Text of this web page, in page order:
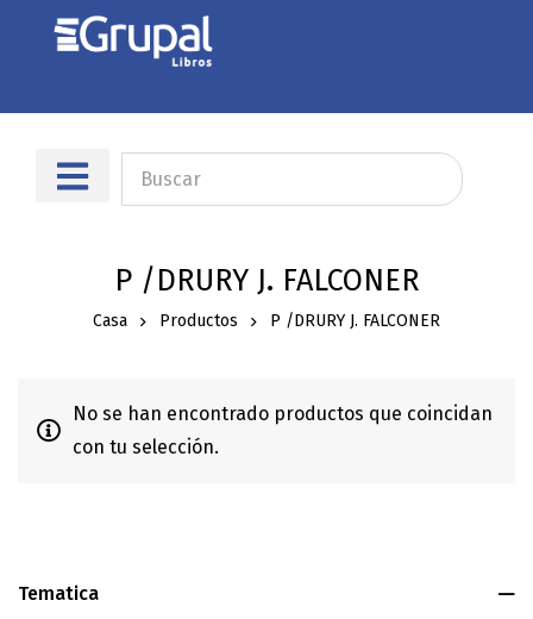
P /DRURY J. FALCONER
Casa Productos P /DRURY J. FALCONER
Tematica
No se han encontrado productos que coincidan
con tu selección.